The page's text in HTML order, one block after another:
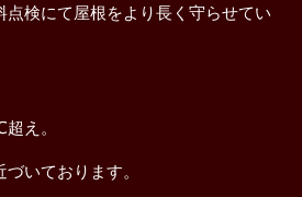
点検にて屋根をより長く守らせてい
え。
いております。